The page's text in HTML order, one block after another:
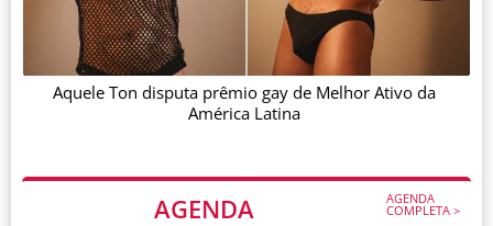
AGENDA AGENDA
COMPLETA >
Aquele Ton disputa prêmio gay de Melhor Ativo da
América Latina